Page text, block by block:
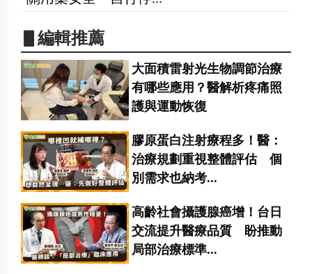
▋編輯推薦
大面積雷射光生物調節治療
有哪些應用？醫解析疼痛照
護與運動恢復
膠原蛋白注射療程多！醫：
治療規劃重視整體評估 個
別需求也納考...
高齡社會攝護腺癌增！台日
交流提升醫療品質 盼推動
局部治療標準...